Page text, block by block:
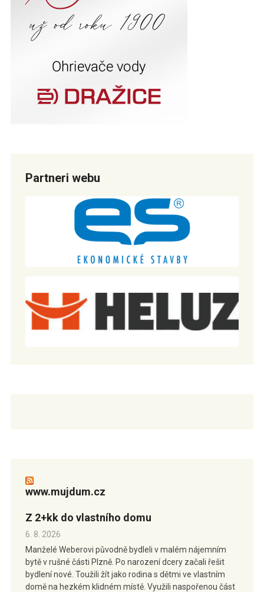
Partneri webu
www.mujdum.cz
Z 2+kk do vlastního domu
6. 8. 2026
Manželé Weberovi původně bydleli v malém nájemním
bytě v rušné části Plzně. Po narození dcery začali řešit
bydlení nové. Toužili žít jako rodina s dětmi ve vlastním
domě na hezkém klidném místě. Využili naspořenou část